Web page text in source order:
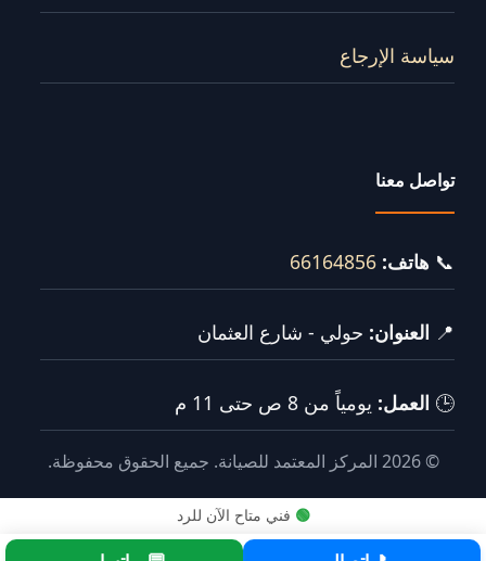
سياسة الإرجاع
تواصل معنا
📞 هاتف: 66164856
📍 العنوان: حولي - شارع العثمان
🕒 العمل: يومياً من 8 ص حتى 11 م
© 2026 المركز المعتمد للصيانة. جميع الحقوق محفوظة.
🟢 فني متاح الآن للرد